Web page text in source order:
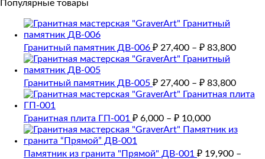
Популярные товары
Гранитный памятник ДВ-006 ₽ 27,400 – ₽ 83,800
Гранитный памятник ДВ-005 ₽ 27,400 – ₽ 83,800
Гранитная плита ГП-001 ₽ 6,000 – ₽ 10,000
Памятник из гранита "Прямой" ДВ-001 ₽ 19,900 –